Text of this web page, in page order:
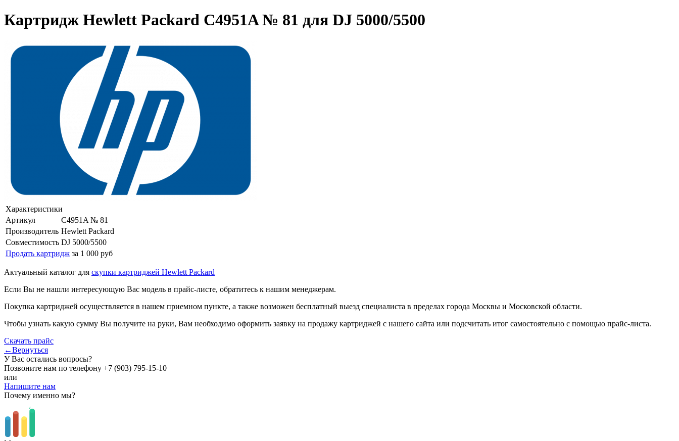
Картридж Hewlett Packard C4951A № 81 для DJ 5000/5500
Характеристики
Артикул
C4951A № 81
Производитель Hewlett Packard
Совместимость DJ 5000/5500
Продать картридж за 1 000 руб
Актуальный каталог для скупки картриджей Hewlett Packard
Если Вы не нашли интересующую Вас модель в прайс-листе, обратитесь к нашим менеджерам.
Покупка картриджей осуществляется в нашем приемном пункте, а также возможен бесплатный выезд специалиста в пределах города Москвы и Московской области.
Чтобы узнать какую сумму Вы получите на руки, Вам необходимо оформить заявку на продажу картриджей с нашего сайта или подсчитать итог самостоятельно с помощью прайс-листа.
Скачать прайс
←Вернуться
У Вас остались вопросы?
Позвоните нам по телефону +7 (903) 795-15-10
или
Напишите нам
Почему именно мы?